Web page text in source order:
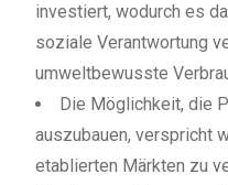
investiert, wodurch es
soziale Verantwortung
umweltbewusste
Die Möglichkeit, die
auszubauen, verspricht
etablierten Märkten zu